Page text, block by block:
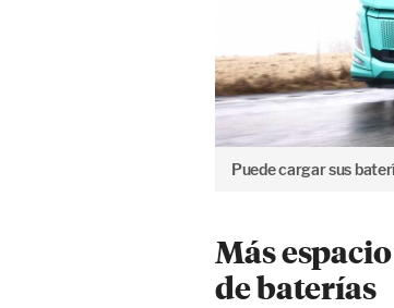
Puede cargar sus
Más
de baterías